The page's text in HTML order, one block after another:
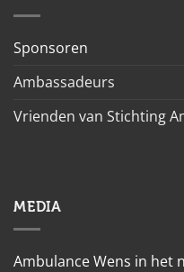
Sponsoren
Ambassadeurs
Vrienden van Stichting
MEDIA
Ambulance Wens in het